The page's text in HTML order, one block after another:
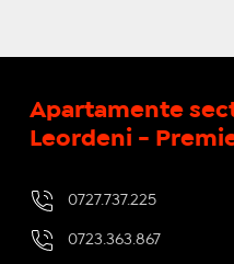
Apartamente
Leordeni -
0727.737.225
0723.363.867